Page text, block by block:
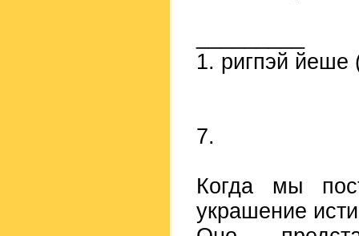
1. ригпэй йеше
7.
Когда мы
украшение